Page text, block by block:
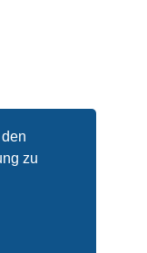
zu